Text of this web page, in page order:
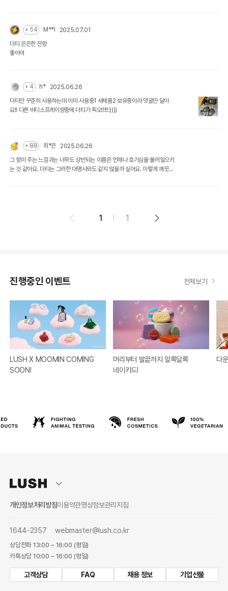
+ 54 M**I
2025.07.01
더티 은은한 잔향
좋아여
+ 4 h*
2025.06.26
더티만 꾸준히 사용하는데 이미 사용중1 새제품2 보유중이라 댓글만 달아
요!! 다른 바디스프레이향중에 더티가 쵝오!!!!!:))))
+ 88 최*은
2025.06.26
그 향이 주는 느낌과는 너무도 상반되는 이름은 언제나 호기심을 불러일으키
는 것 같아요. 더티는 그러한 대명사와도 같지 않을까 싶어요. 이렇게 깨끗한
1 1
진행중인 이벤트 전체보기
LUSH X MOOMIN COMING
SOON!
머리부터 발끝까지 알록달록
네이키드!
다
개인정보처리방침이용약관영상정보관리지침
1644-2357 webmaster@lush.co.kr
상담전화 13:00 ~ 16:00 (평일)
카톡상담 10:00 ~ 16:00 (평일)
고객상담 FAQ 채용 정보 기업선물